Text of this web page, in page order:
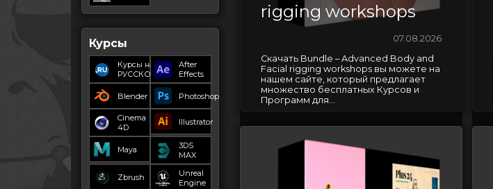
Курсы
Курсы на
РУССКОМ
After
Effects
Blender Photoshop
Cinema
4D
Illustrator
Maya
3DS
MAX
Zbrush
Unreal
Engine
rigging workshops
07.08.2026
Скачать Bundle – Advanced Body and
Facial rigging workshops вы можете на
нашем сайте, который предлагает
множество бесплатных Курсов и
Программ для...